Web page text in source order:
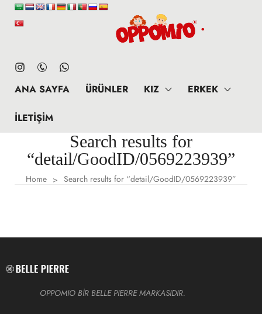
ANA SAYFA ÜRÜNLER KIZ ERKEK
İLETIŞIM
Search results for
“detail/GoodID/0569223939”
Home > Search results for “detail/GoodID/0569223939”
OPPOMIO BİR BELLE PIERRE MARKASIDIR.